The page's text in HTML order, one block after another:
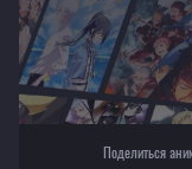
Поделиться